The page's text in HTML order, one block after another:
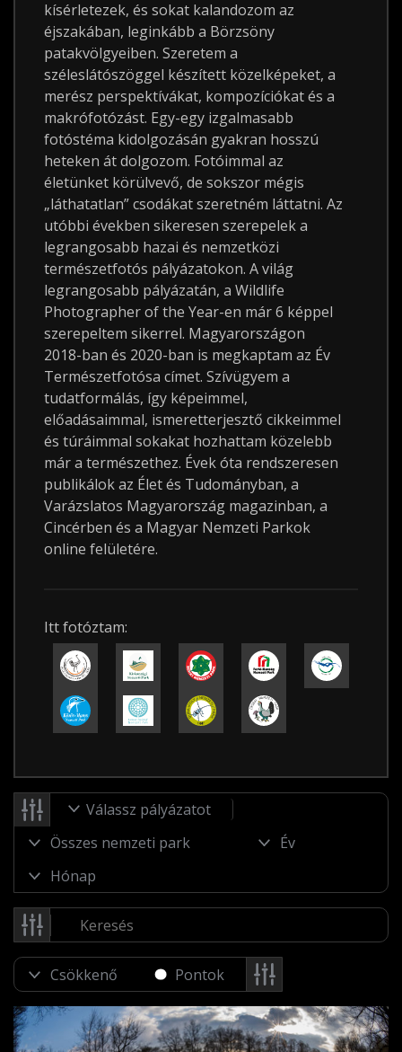
kísérletezek, és sokat kalandozom az
éjszakában, leginkább a Börzsöny
patakvölgyeiben. Szeretem a
széleslátószöggel készített közelképeket, a
merész perspektívákat, kompozíciókat és a
makrófotózást. Egy-egy izgalmasabb
fotóstéma kidolgozásán gyakran hosszú
heteken át dolgozom. Fotóimmal az
életünket körülvevő, de sokszor mégis
„láthatatlan” csodákat szeretném láttatni. Az
utóbbi években sikeresen szerepelek a
legrangosabb hazai és nemzetközi
természetfotós pályázatokon. A világ
legrangosabb pályázatán, a Wildlife
Photographer of the Year-en már 6 képpel
szerepeltem sikerrel. Magyarországon
2018-ban és 2020-ban is megkaptam az Év
Természetfotósa címet. Szívügyem a
tudatformálás, így képeimmel,
előadásaimmal, ismeretterjesztő cikkeimmel
és túráimmal sokakat hozhattam közelebb
már a természethez. Évek óta rendszeresen
publikálok az Élet és Tudományban, a
Varázslatos Magyarország magazinban, a
Cincérben és a Magyar Nemzeti Parkok
online felületére.
Itt fotóztam:
Válassz pályázatot
Pontok